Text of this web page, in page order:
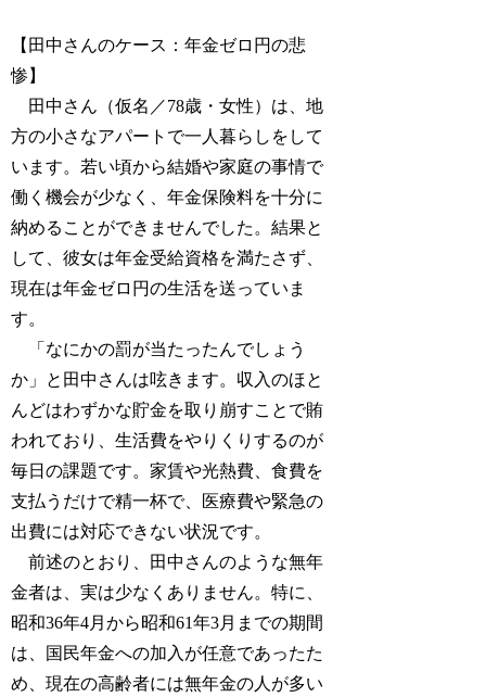
【田中さんのケース：年金ゼロ円の悲
惨】
田中さん（仮名／78歳・女性）は、地
方の小さなアパートで一人暮らしをして
います。若い頃から結婚や家庭の事情で
働く機会が少なく、年金保険料を十分に
納めることができませんでした。結果と
して、彼女は年金受給資格を満たさず、
現在は年金ゼロ円の生活を送っていま
す。
「なにかの罰が当たったんでしょう
か」と田中さんは呟きます。収入のほと
んどはわずかな貯金を取り崩すことで賄
われており、生活費をやりくりするのが
毎日の課題です。家賃や光熱費、食費を
支払うだけで精一杯で、医療費や緊急の
出費には対応できない状況です。
前述のとおり、田中さんのような無年
金者は、実は少なくありません。特に、
昭和36年4月から昭和61年3月までの期間
は、国民年金への加入が任意であったた
め、現在の高齢者には無年金の人が多い